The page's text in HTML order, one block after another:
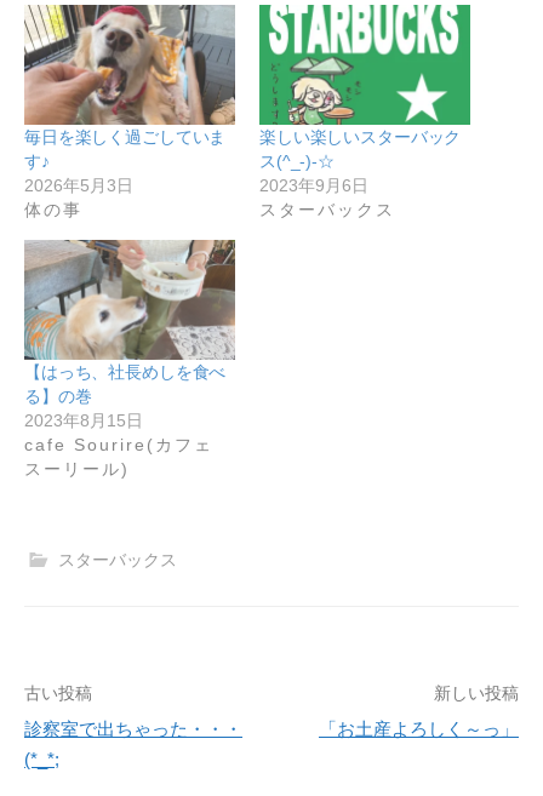
毎日を楽しく過ごしていま
す♪
2026年5月3日
体の事
楽しい楽しいスターバック
ス(^_-)-☆
2023年9月6日
スターバックス
【はっち、社長めしを食べ
る】の巻
2023年8月15日
cafe Sourire(カフェ
スーリール)
スターバックス
投
稿
古い投稿
診察室で出ちゃった・・・
(*_*;
新しい投稿
「お土産よろしく～っ」